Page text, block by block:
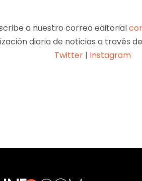
a nuestro correo editorial
diaria de noticias a través
Twitter | Instagram